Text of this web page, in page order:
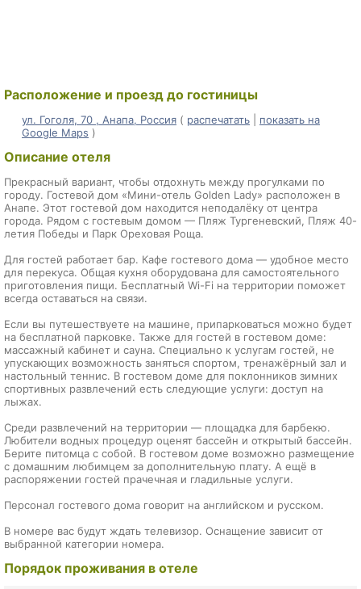
Расположение и проезд до гостиницы
ул. Гоголя, 70 , Анапа, Россия ( распечатать
показать на
Google Maps )
Описание отеля
Прекрасный вариант, чтобы отдохнуть между прогулками по
городу. Гостевой дом «Мини-отель Golden Lady» расположен в
Анапе. Этот гостевой дом находится неподалёку от центра
города. Рядом с гостевым домом — Пляж Тургеневский, Пляж 40-
летия Победы и Парк Ореховая Роща.
Для гостей работает бар. Кафе гостевого дома — удобное место
для перекуса. Общая кухня оборудована для самостоятельного
приготовления пищи. Бесплатный Wi-Fi на территории поможет
всегда оставаться на связи.
Если вы путешествуете на машине, припарковаться можно будет
на бесплатной парковке. Также для гостей в гостевом доме:
массажный кабинет и сауна. Специально к услугам гостей, не
упускающих возможность заняться спортом, тренажёрный зал и
настольный теннис. В гостевом доме для поклонников зимних
спортивных развлечений есть следующие услуги: доступ на
лыжах.
Среди развлечений на территории — площадка для барбекю.
Любители водных процедур оценят бассейн и открытый бассейн.
Берите питомца с собой. В гостевом доме возможно размещение
с домашним любимцем за дополнительную плату. А ещё в
распоряжении гостей прачечная и гладильные услуги.
Персонал гостевого дома говорит на английском и русском.
В номере вас будут ждать телевизор. Оснащение зависит от
выбранной категории номера.
Порядок проживания в отеле